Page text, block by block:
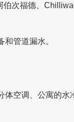
次福德、
管道漏水。
空调、公寓的